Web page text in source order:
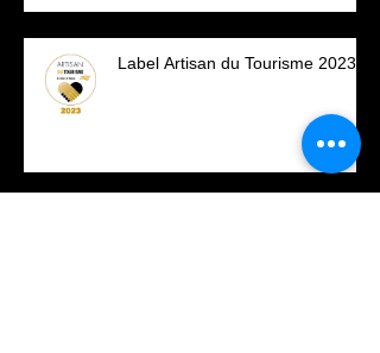
Label Artisan du Tourisme 2023